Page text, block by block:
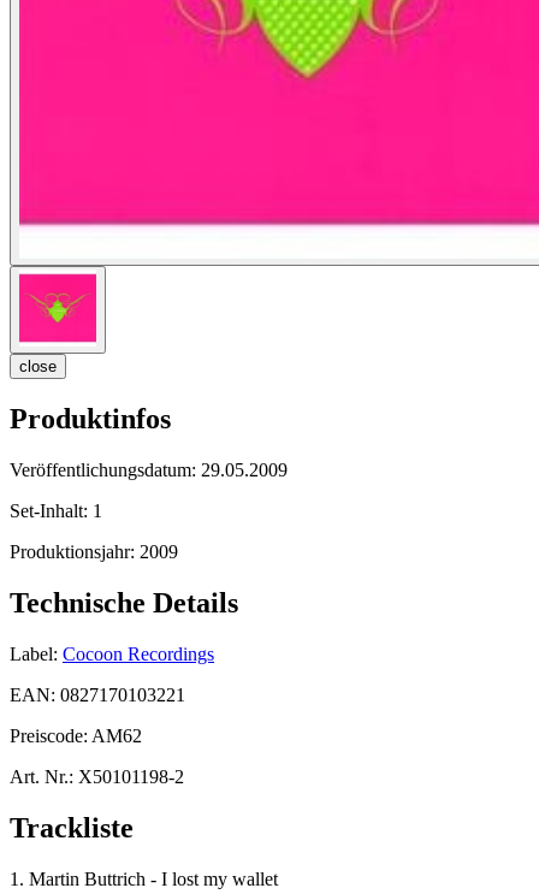
close
Produktinfos
Veröffentlichungsdatum: 29.05.2009
Set-Inhalt: 1
Produktionsjahr: 2009
Technische Details
Label: Cocoon Recordings
EAN: 0827170103221
Preiscode: AM62
Art. Nr.: X50101198-2
Trackliste
1. Martin Buttrich - I lost my wallet